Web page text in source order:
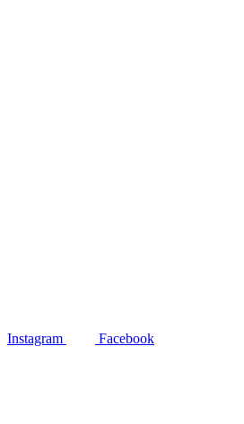
Instagram Facebook